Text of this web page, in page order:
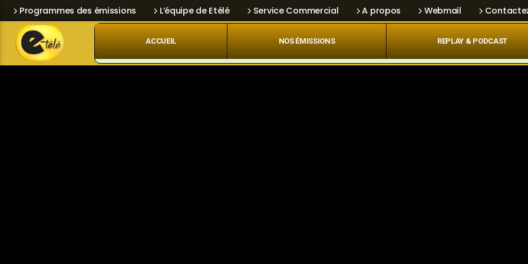
Programmes des émissions L’équipe de Etélé Service Commercial A propos Webmail
ACCUEIL NOS ÉMISSIONS REPLAY & PODCAST